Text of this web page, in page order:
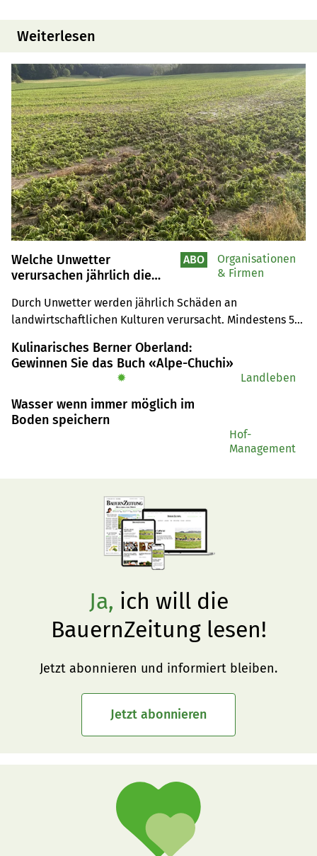
Weiterlesen
Welche Unwetter
verursachen jährlich die
Durch Unwetter werden jährlich Schäden an
landwirtschaftlichen Kulturen verursacht. Mindestens 50
ABO
Organisationen
& Firmen
Kulinarisches Berner Oberland:
Gewinnen Sie das Buch «Alpe-Chuchi»
✹ Landleben
Wasser wenn immer möglich im
Boden speichern
Hof-
Management
Ja, ich will die
BauernZeitung lesen!
Jetzt abonnieren und informiert bleiben.
Jetzt abonnieren